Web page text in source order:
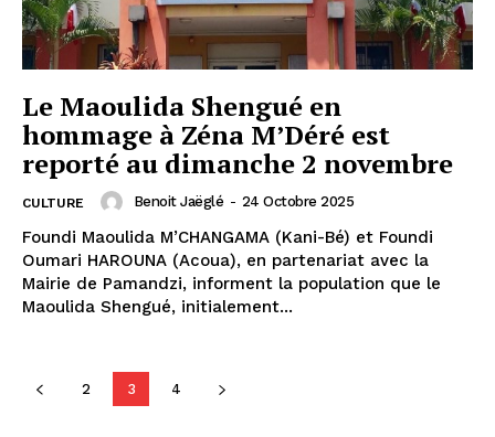
Le Maoulida Shengué en
hommage à Zéna M’Déré est
reporté au dimanche 2 novembre
CULTURE Benoit Jaëglé - 24 Octobre 2025
Foundi Maoulida M’CHANGAMA (Kani-Bé) et Foundi
Oumari HAROUNA (Acoua), en partenariat avec la
Mairie de Pamandzi, informent la population que le
Maoulida Shengué, initialement...
2 3 4